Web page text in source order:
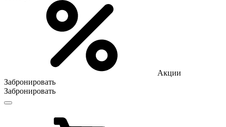
Акции
Забронировать
Забронировать